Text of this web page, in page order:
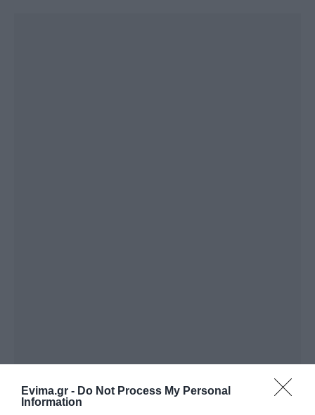
Evima.gr - Do Not Process My Personal
Information